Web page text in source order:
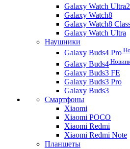
Galaxy Watch Ultra2
Galaxy Watch8
Galaxy Watch8
Galaxy Watch Ultra
Наушники
Galaxy Buds4 Pro
Galaxy Buds4
Galaxy Buds3 FE
Galaxy Buds3 Pro
Galaxy Buds3
Смартфоны
Xiaomi
Xiaomi POCO
Xiaomi Redmi
Xiaomi Redmi Note
Планшеты